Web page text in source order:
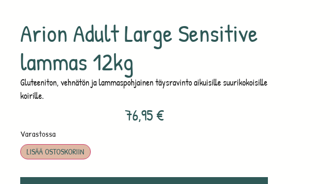
Arion Adult Large Sensitive
lammas 12kg
Gluteeniton, vehnätön ja lammaspohjainen täysravinto aikuisille suurikokoisille
koirille.
76,95€
Varastossa
LISÄÄ OSTOSKORIIN